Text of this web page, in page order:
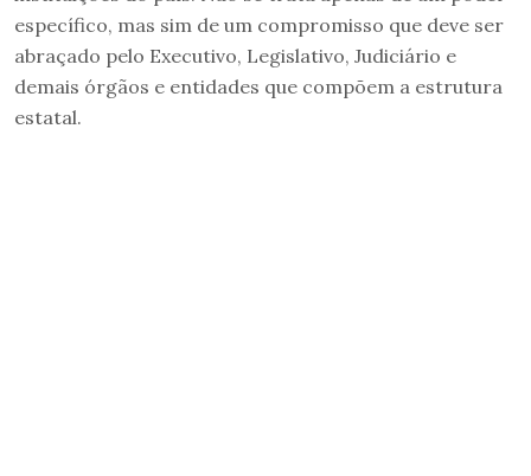
específico, mas sim de um compromisso que deve ser
abraçado pelo Executivo, Legislativo, Judiciário e
demais órgãos e entidades que compõem a estrutura
estatal.